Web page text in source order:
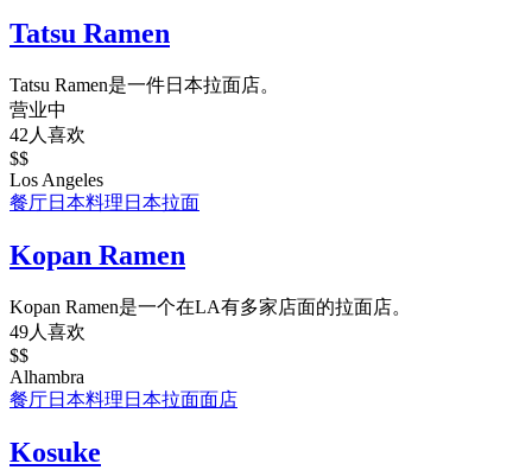
Tatsu Ramen
Tatsu Ramen是一件日本拉面店。
营业中
42人喜欢
$$
Los Angeles
餐厅日本料理 日本拉面
Kopan Ramen
Kopan Ramen是一个在LA有多家店面的拉面店。
49人喜欢
$$
Alhambra
餐厅日本料理 日本拉面面店
Kosuke